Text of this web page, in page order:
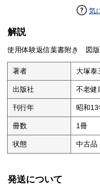
気
解説
使用体験返信葉書附き 図
著者 大塚泰
出版社 不老健
刊行年 昭和13
冊数 1冊
状態 中古品
発送について